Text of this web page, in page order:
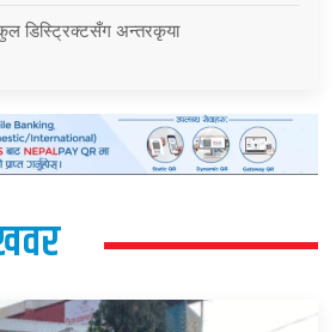
डिस्ट्रिक्टसँग अन्तरकृया